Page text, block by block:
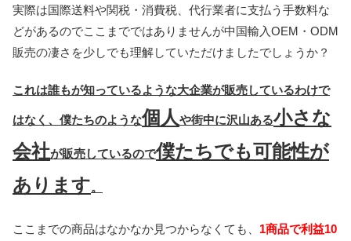
実際は国際送料や関税・消費税、代行業者に支払う手数料な
どがあるのでここまでではありませんが中国輸入OEM・ODM
販売の凄さを少しでも理解していただけましたでしょうか？
これは誰もが知っているような大企業が販売しているわけで
はなく、僕たちのような個人や街中に沢山ある小さな
会社が販売しているので僕たちでも可能性が
あります。
ここまでの商品はなかなか見つからなくても、 1商品で利益10